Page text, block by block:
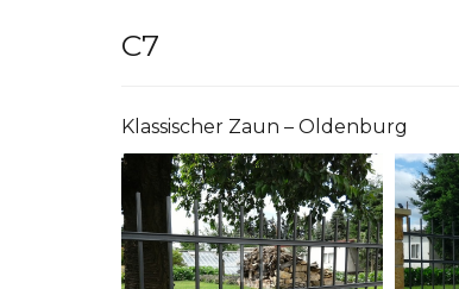
C7
Klassischer Zaun – Oldenburg